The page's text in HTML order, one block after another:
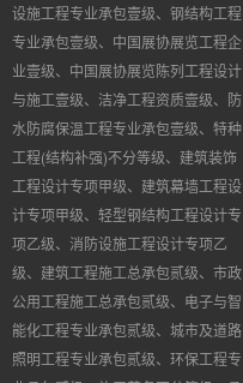
设施工程专业承包壹级、钢结构工程
专业承包壹级、中国展协展览工程企
业壹级、中国展协展览陈列工程设计
与施工壹级、洁净工程资质壹级、防
水防腐保温工程专业承包壹级、特种
工程(结构补强)不分等级、建筑装饰
工程设计专项甲级、建筑幕墙工程设
计专项甲级、轻型钢结构工程设计专
项乙级、消防设施工程设计专项乙
级、建筑工程施工总承包贰级、市政
公用工程施工总承包贰级、电子与智
能化工程专业承包贰级、城市及道路
照明工程专业承包贰级、环保工程专